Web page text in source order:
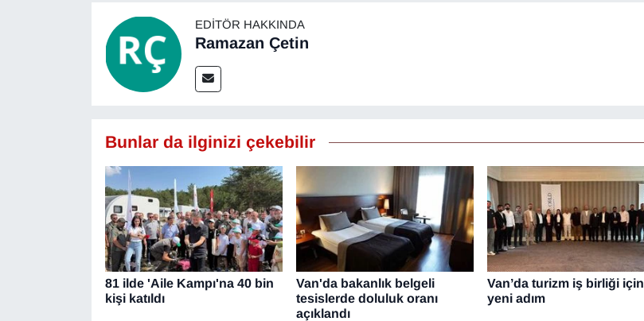
EDITÖR HAKKINDA
Ramazan Çetin
Bunlar da ilginizi çekebilir
81 ilde 'Aile Kampı'na 40 bin
kişi katıldı
Van'da bakanlık belgeli
tesislerde doluluk oranı
açıklandı
Van’da turizm iş birliği için
yeni adım